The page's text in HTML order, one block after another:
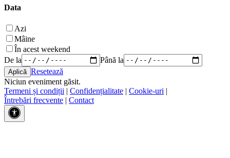
Data
Azi
Mâine
În acest weekend
De la
Până la
Resetează
Niciun eveniment găsit.
Termeni și condiții | Confidențialitate | Cookie-uri |
Întrebări frecvente | Contact